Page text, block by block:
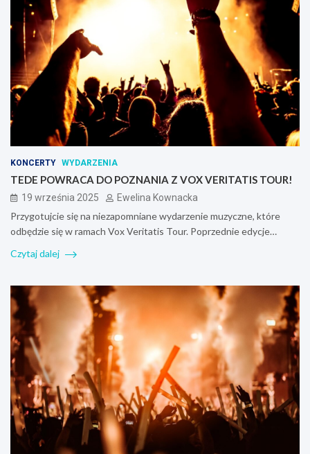
KONCERTY WYDARZENIA
TEDE POWRACA DO POZNANIA Z VOX VERITATIS TOUR!
19 września 2025 Ewelina Kownacka
Przygotujcie się na niezapomniane wydarzenie muzyczne, które
odbędzie się w ramach Vox Veritatis Tour. Poprzednie edycje…
Czytaj dalej